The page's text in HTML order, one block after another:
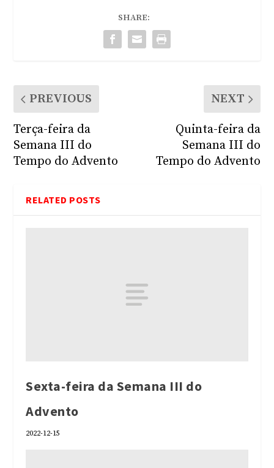
SHARE:
PREVIOUS
Terça-feira da
Semana III do
Tempo do Advento
NEXT
Quinta-feira da
Semana III do
Tempo do Advento
RELATED POSTS
Sexta-feira da Semana III do
Advento
2022-12-15